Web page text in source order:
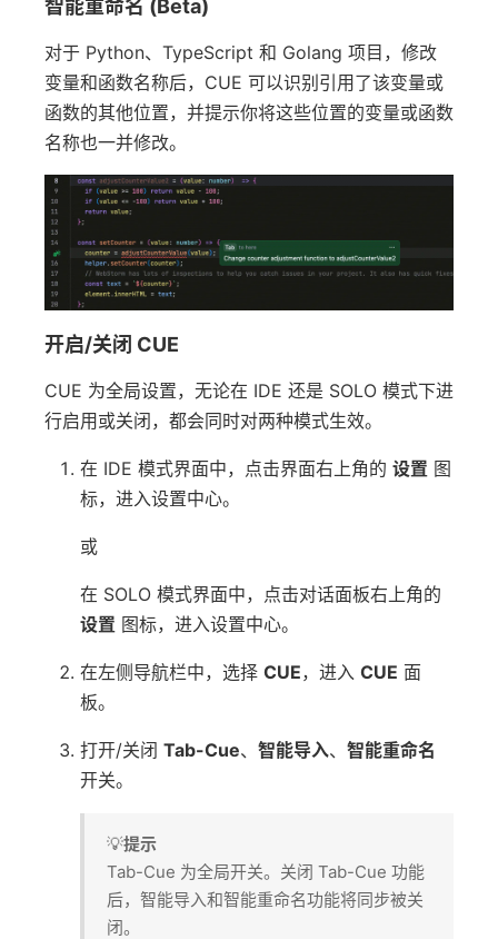
智能重命名 (Beta)
对于 Python、TypeScript 和 Golang 项目，修改
变量和函数名称后，CUE 可以识别引用了该变量或
函数的其他位置，并提示你将这些位置的变量或函数
名称也一并修改。
开启/关闭 CUE
CUE 为全局设置，无论在 IDE 还是 SOLO 模式下进
行启用或关闭，都会同时对两种模式生效。
在 IDE 模式界面中，点击界面右上角的 设置 图
标，进入设置中心。
或
在 SOLO 模式界面中，点击对话面板右上角的
设置 图标，进入设置中心。
在左侧导航栏中，选择 CUE，进入 CUE 面
板。
打开/关闭 Tab-Cue、 智能导入、 智能重命名
开关。
💡提示
Tab-Cue 为全局开关。关闭 Tab-Cue 功能
后，智能导入和智能重命名功能将同步被关
闭。